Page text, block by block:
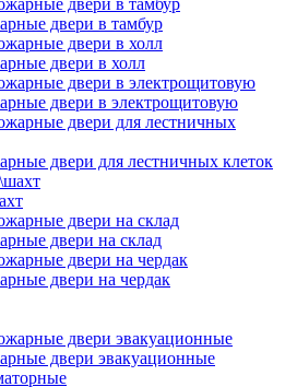
двери в тамбур
двери в холл
двери в электрощитовую
двери для лестничных клеток
двери на склад
двери на чердак
двери эвакуационные